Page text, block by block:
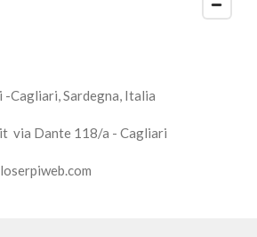
Cagliari, Sardegna, Italia
via Dante 118/a - Cagliari